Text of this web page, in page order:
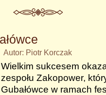
Autor: Piotr Korczak
Wielkim sukcesem
zespołu Zakopower,
Gubałówce w ramach